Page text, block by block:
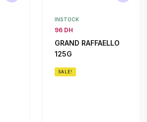
INSTOCK
96 DH
GRAND RAFFAELLO
125G
SALE!